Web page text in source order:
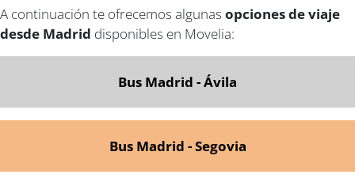
A continuación te ofrecemos algunas opciones de viaje
desde Madrid disponibles en Movelia:
Bus Madrid - Ávila
Bus Madrid - Segovia